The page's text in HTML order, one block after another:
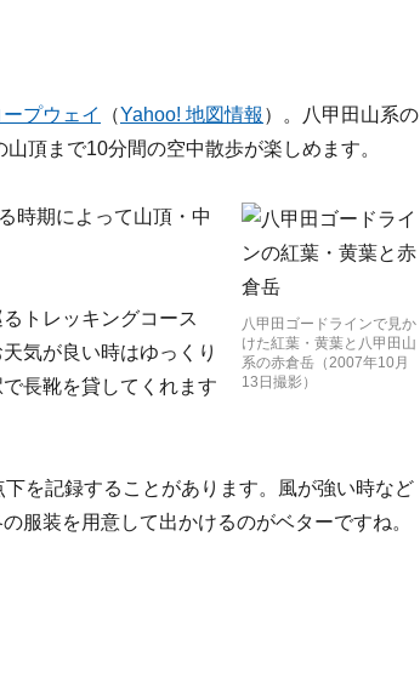
プウェイ （Yahoo! 地図情報 ）。八甲田山系の
頂まで10分間の空中散歩が楽しめます。
八甲田ゴードラインで見か
けた紅葉・黄葉と八甲田山
系の赤倉岳（2007年10月
13日撮影）
時期によって山頂・中
トレッキングコース
気が良い時はゆっくり
長靴を貸してくれます
を記録することがあります。風が強い時など
服装を用意して出かけるのがベターですね。